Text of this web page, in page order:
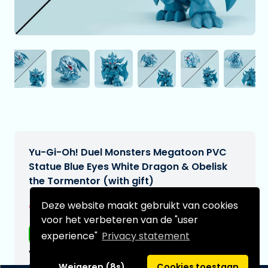
Deze website maakt gebruikt van cookies
voor het verbeteren van de "user
experience" Privacy statement
Yu-Gi-Oh! Duel Monsters Megatoon PVC
Statue Blue Eyes White Dragon & Obelisk
the Tormentor (with gift)
€118,99[Onder voorbehoud]
Gratis verzending
Verwachtte leverdatum: